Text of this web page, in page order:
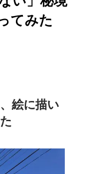
てみた
絵に描い